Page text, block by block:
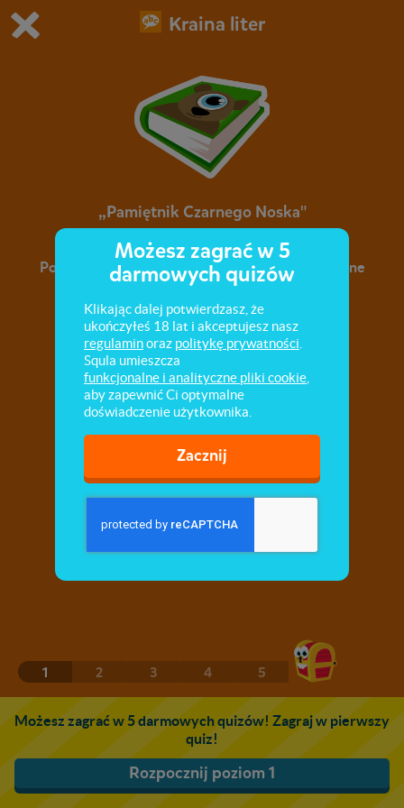
Grasz w wersję demonstracyjną Squli
Kup teraz!
0 1
Kraina liter
„Pamiętnik Czarnego Noska"
Poznaj przygody małego pluszowego misia, spisane
w formie pamiętnika.
1 2 3 4 5
Możesz zagrać w 5 darmowych quizów! Zagraj w pierwszy
quiz!
Rozpocznij poziom 1
Możesz zagrać w 5
darmowych quizów
Klikając dalej potwierdzasz, że
ukończyłeś 18 lat i akceptujesz nasz
regulaminoraz politykę prywatności
Squla umieszcza
funkcjonalne i analityczne pliki cookie
aby zapewnić Ci optymalne
doświadczenie użytkownika.
Zacznij